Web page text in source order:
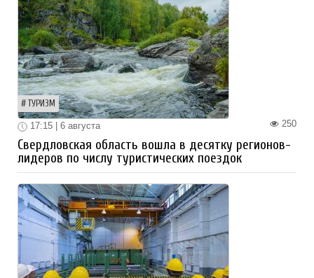
ТУРИЗМ
250
17:15 | 6 августа
Свердловская область вошла в десятку регионов-
лидеров по числу туристических поездок